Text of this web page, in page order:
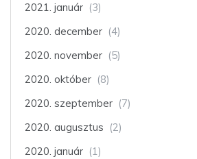
2021. január (3)
2020. december (4)
2020. november (5)
2020. október (8)
2020. szeptember (7)
2020. augusztus (2)
2020. január (1)